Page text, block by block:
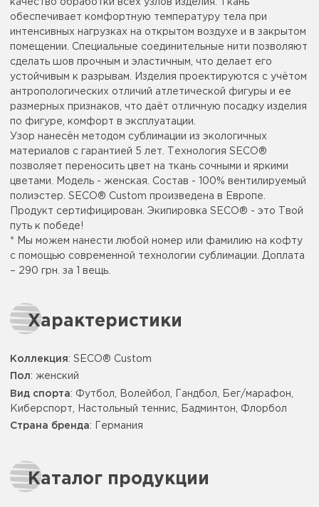
качество обработки всех узлов изделия. Ткань
обеспечивает комфортную температуру тела при
интенсивных нагрузках на открытом воздухе и в закрытом
помещении. Специальные соединительные нити позволяют
сделать шов прочным и эластичным, что делает его
устойчивым к разрывам. Изделия проектируются с учётом
антропологических отличий атлетической фигуры и ее
размерных признаков, что даёт отличную посадку изделия
по фигуре, комфорт в эксплуатации.
Узор нанесён методом сублимации из экологичных
материалов с гарантией 5 лет. Технология SECO®
позволяет переносить цвет на ткань сочными и яркими
цветами. Модель - женская. Состав - 100% вентилируемый
полиэстер. SECO® Custom произведена в Европе.
Продукт сертифицирован. Экипировка SECO® - это Твой
путь к победе!
* Мы можем нанести любой номер или фамилию на кофту
с помощью современной технологии сублимации. Доплата
– 290 грн. за 1 вещь.
Характеристики
Коллекция: SECO® Custom
Пол : женский
Вид спорта: Футбол, Волейбол, Гандбол, Бег/марафон,
Киберспорт, Настольный теннис, Бадминтон, Флорбол
Страна бренда: Германия
Каталог продукции